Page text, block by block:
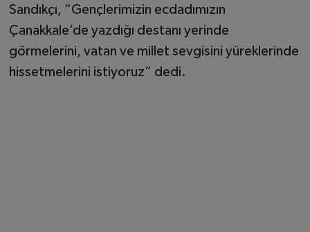
Sandıkçı, “Gençlerimizin ecdadımızın
Çanakkale’de yazdığı destanı yerinde
görmelerini, vatan ve millet sevgisini yüreklerinde
hissetmelerini istiyoruz” dedi.